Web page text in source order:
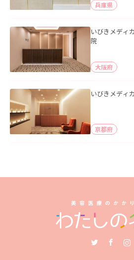
兵庫県
いびきメディ
院
大阪府
いびきメディ
京都府